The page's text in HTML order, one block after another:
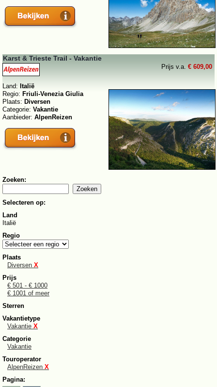
Karst & Trieste Trail - Vakantie
Prijs v.a. € 609,00
Land: Italië
Regio: Friuli-Venezia Giulia
Plaats: Diversen
Categorie: Vakantie
Aanbieder: AlpenReizen
Zoeken:
Selecteren op:
Land
Italië
Regio
Plaats
Diversen X
Prijs
€ 501 - € 1000
€ 1001 of meer
Sterren
Vakantietype
Vakantie X
Categorie
Vakantie
Touroperator
AlpenReizen X
Pagina: